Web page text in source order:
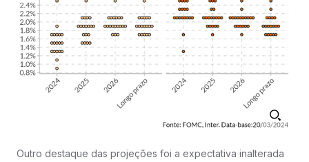
Outro destaque das projeções foi a expectativa inalterada